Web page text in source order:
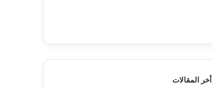
أخر المقالات